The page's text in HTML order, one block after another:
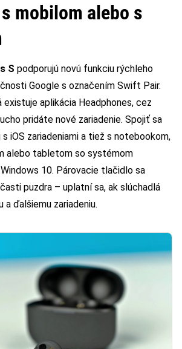
mobilom alebo s
S podporujú novú funkciu rýchleho
Google s označením Swift Pair.
aplikácia Headphones, cez
pridáte nové zariadenie. Spojiť sa
s iOS zariadeniami a tiež s notebookom,
alebo tabletom so systémom
10. Párovacie tlačidlo sa
puzdra – uplatní sa, ak slúchadlá
a ďalšiemu zariadeniu.